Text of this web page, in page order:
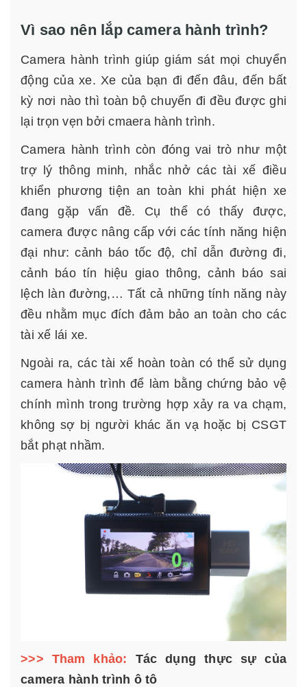
Vì sao nên lắp camera hành trình?
Camera hành trình giúp giám sát mọi chuyển
động của xe. Xe của bạn đi đến đâu, đến bất
kỳ nơi nào thì toàn bộ chuyến đi đều được ghi
lại trọn vẹn bởi cmaera hành trình.
Camera hành trình còn đóng vai trò như một
trợ lý thông minh, nhắc nhở các tài xế điều
khiển phương tiện an toàn khi phát hiện xe
đang gặp vấn đề. Cụ thể có thấy được,
camera được nâng cấp với các tính năng hiện
đại như: cảnh báo tốc độ, chỉ dẫn đường đi,
cảnh báo tín hiệu giao thông, cảnh báo sai
lệch làn đường,… Tất cả những tính năng này
đều nhằm mục đích đảm bảo an toàn cho các
tài xế lái xe.
Ngoài ra, các tài xế hoàn toàn có thể sử dụng
camera hành trình để làm bằng chứng bảo vệ
chính mình trong trường hợp xảy ra va chạm,
không sợ bị người khác ăn vạ hoặc bị CSGT
bắt phạt nhầm.
>>> Tham khảo:
Tác dụng thực sự của
camera hành trình ô tô